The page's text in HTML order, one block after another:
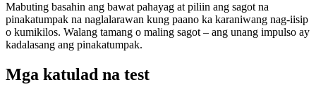
Mabuting basahin ang bawat pahayag at piliin ang sagot na
pinakatumpak na naglalarawan kung paano ka karaniwang nag-iisip
o kumikilos. Walang tamang o maling sagot – ang unang impulso ay
kadalasang ang pinakatumpak.
Mga katulad na test